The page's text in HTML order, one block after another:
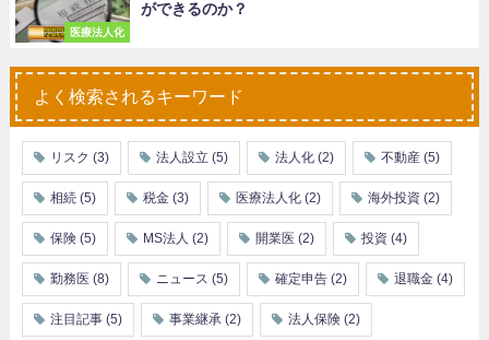
医療法人化
ができるのか？
よく検索されるキーワード
リスク (3) 法人設立 (5) 法人化 (2) 不動産 (5)
相続 (5) 税金 (3) 医療法人化 (2) 海外投資 (2)
保険 (5) MS法人 (2) 開業医 (2) 投資 (4)
勤務医 (8) ニュース (5) 確定申告 (2) 退職金 (4)
注目記事 (5) 事業継承 (2) 法人保険 (2)